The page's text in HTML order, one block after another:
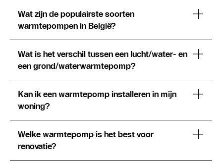
Wat zijn de populairste soorten
warmtepompen in België?
Wat is het verschil tussen een lucht/water- en
een grond/waterwarmtepomp?
Kan ik een warmtepomp installeren in mijn
woning?
Welke warmtepomp is het best voor
renovatie?